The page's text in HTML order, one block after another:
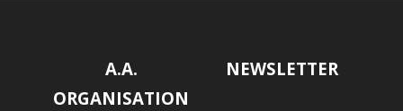
A.A.
ORGANISATION
NEWSLETTER